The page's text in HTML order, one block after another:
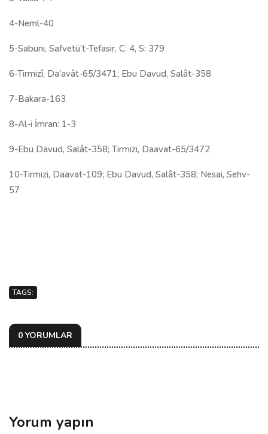
4-Neml-40
5-Sabuni, Safvetü't-Tefasir, C: 4, S: 379
6-Tirmizî, Da'avât-65/3471; Ebu Davud, Salât-358
7-Bakara-163
8-Al-i İmran: 1-3
9-Ebu Davud, Salât-358; Tirmizi, Daavat-65/3472
10-Tirmizi, Daavat-109; Ebu Davud, Salât-358; Nesai, Sehv-
57
TAGS:
0 YORUMLAR
Yorum yapın